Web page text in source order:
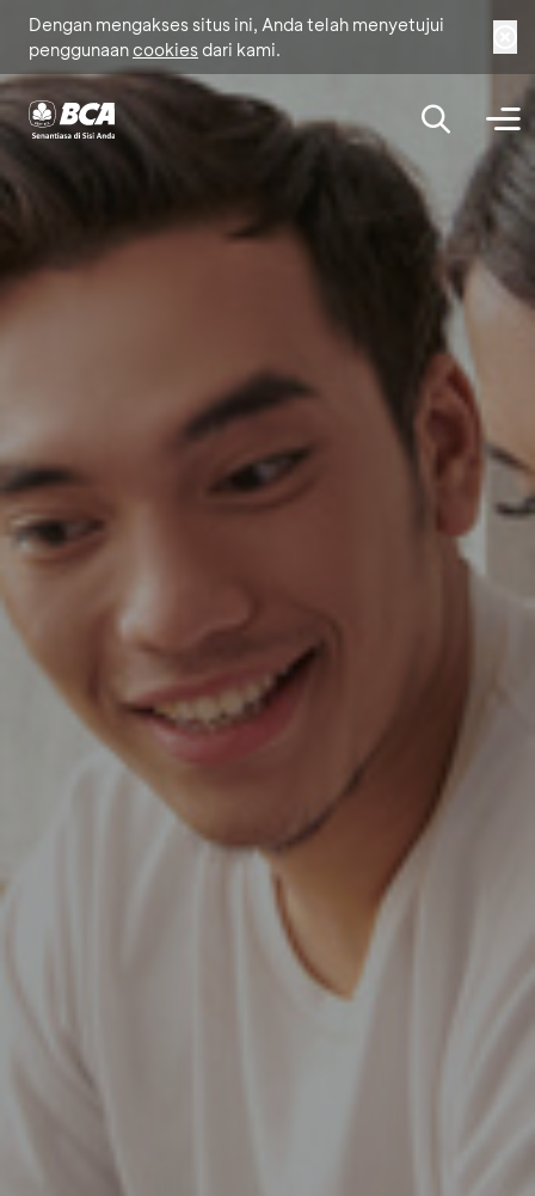
Dengan mengakses situs ini, Anda telah menyetujui
penggunaan cookies dari kami.